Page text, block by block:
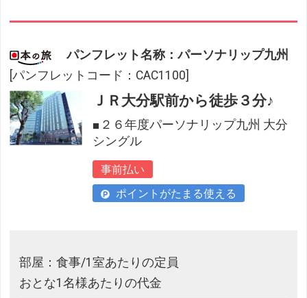
パンフレット名称：パーソナリップ九州
[パンフレットコード：CAC1100]
ＪＲ大分駅前から徒歩３分♪
■２６年度パーソナリップ九州 大分
シングル
事前払い
ポイントがたまる使える
部屋：食事/1室あたりの定員
おとな1名様あたりの代金